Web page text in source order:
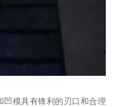
凹模具有锋利的刃口和合理